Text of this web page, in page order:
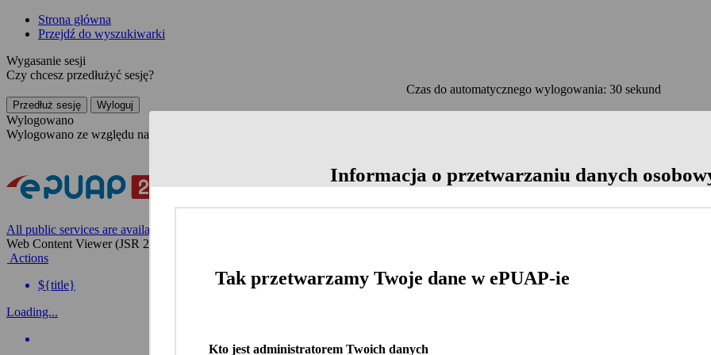
Strona główna
Przejdź do wyszukiwarki
Wygasanie sesji
Czy chcesz przedłużyć sesję?
Czas do automatycznego wylogowania: 30 sekund
Przedłuż sesję Wyloguj
Wylogowano
Wylogowano ze względu na nieaktywność
All public services are available on the Polish website
Informacja o przetwarzaniu danych
Tak przetwarzamy Twoje dane w ePUAP-ie
Kto jest administratorem Twoich danych
Web Content Viewer (JSR 286)
Actions
${title}
Loading...